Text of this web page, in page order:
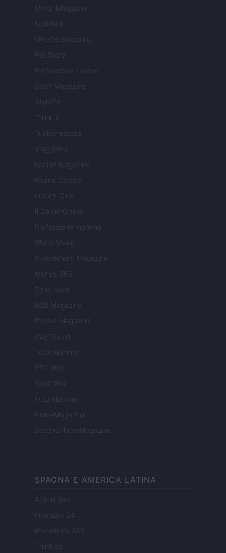
Motor Magazine
Notizie.it
Offerte Shopping
Pet Story
Professione Lavoro
Sport Magazine
Style24
Think.it
Tuobenessere
Viaggiamo
Nonne Magazine
Milano Cortina
Luxury Club
Il Calcio Online
Professione mamma
World Music
Investimenti Magazine
Money 365
Zona Nerd
B2B Magazine
People Magazine
Day Travel
Tutto Gaming
ESG 365
Food Wiki
FuturoDonna
HomeMagazine
SecondHomeMagazine
SPAGNA E AMERICA LATINA
Actualidad
Finanzas 24
Investindo 365
Think.es